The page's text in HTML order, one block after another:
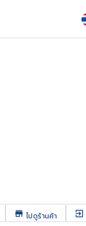
store ไปดูร้านค้า exit_to_app